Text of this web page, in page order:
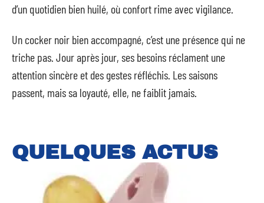
d’un quotidien bien huilé, où confort rime avec vigilance.
Un cocker noir bien accompagné, c’est une présence qui ne
triche pas. Jour après jour, ses besoins réclament une
attention sincère et des gestes réfléchis. Les saisons
passent, mais sa loyauté, elle, ne faiblit jamais.
QUELQUES ACTUS